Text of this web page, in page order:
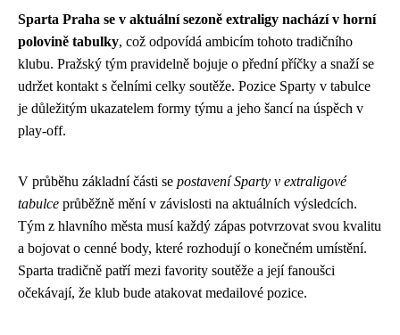
Sparta Praha se v aktuální sezoně extraligy nachází v horní
polovině tabulky, což odpovídá ambicím tohoto tradičního
klubu. Pražský tým pravidelně bojuje o přední příčky a snaží se
udržet kontakt s čelními celky soutěže. Pozice Sparty v tabulce
je důležitým ukazatelem formy týmu a jeho šancí na úspěch v
play-off.
V průběhu základní části se postavení Sparty v extraligové
tabulce průběžně mění v závislosti na aktuálních výsledcích.
Tým z hlavního města musí každý zápas potvrzovat svou kvalitu
a bojovat o cenné body, které rozhodují o konečném umístění.
Sparta tradičně patří mezi favority soutěže a její fanoušci
očekávají, že klub bude atakovat medailové pozice.